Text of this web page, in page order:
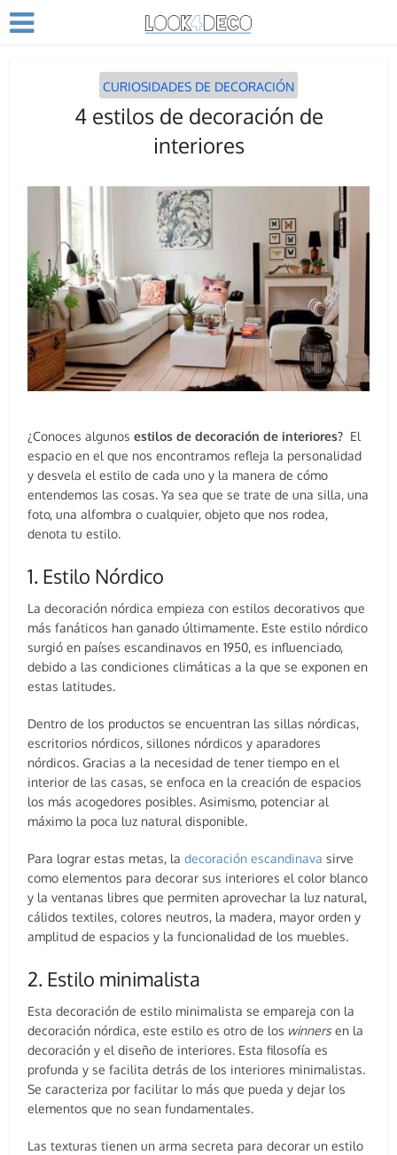
CURIOSIDADES DE DECORACIÓN
4 estilos de decoración de
interiores
¿Conoces algunosestilos de decoración de interiores? El
espacio en el que nos encontramos refleja la personalidad
y desvela el estilo de cada uno y la manera de cómo
entendemos las cosas. Ya sea que se trate de una silla, una
foto, una alfombra o cualquier, objeto que nos rodea,
denota tu estilo.
1. Estilo Nórdico
La decoración nórdica empieza con estilos decorativos que
más fanáticos han ganado últimamente. Este estilo nórdico
surgió en países escandinavos en 1950, es influenciado,
debido a las condiciones climáticas a la que se exponen en
estas latitudes.
Dentro de los productos se encuentran las sillas nórdicas,
escritorios nórdicos, sillones nórdicos y aparadores
nórdicos. Gracias a la necesidad de tener tiempo en el
interior de las casas, se enfoca en la creación de espacios
los más acogedores posibles. Asimismo, potenciar al
máximo la poca luz natural disponible.
Para lograr estas metas, ladecoración escandinava sirve
como elementos para decorar sus interiores el color blanco
y la ventanas libres que permiten aprovechar la luz natural,
cálidos textiles, colores neutros, la madera, mayor orden y
amplitud de espacios y la funcionalidad de los muebles.
2. Estilo minimalista
Esta decoración de estilo minimalista se empareja con la
decoración nórdica, este estilo es otro de los winners en la
decoración y el diseño de interiores. Esta filosofía es
profunda y se facilita detrás de los interiores minimalistas.
Se caracteriza por facilitar lo más que pueda y dejar los
elementos que no sean fundamentales.
Las texturas tienen un arma secreta para decorar un estilo